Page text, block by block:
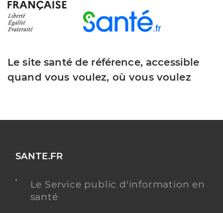
Le site santé de référence, accessible
quand vous voulez, où vous voulez
SANTE.FR
Le Service public d'information en
santé